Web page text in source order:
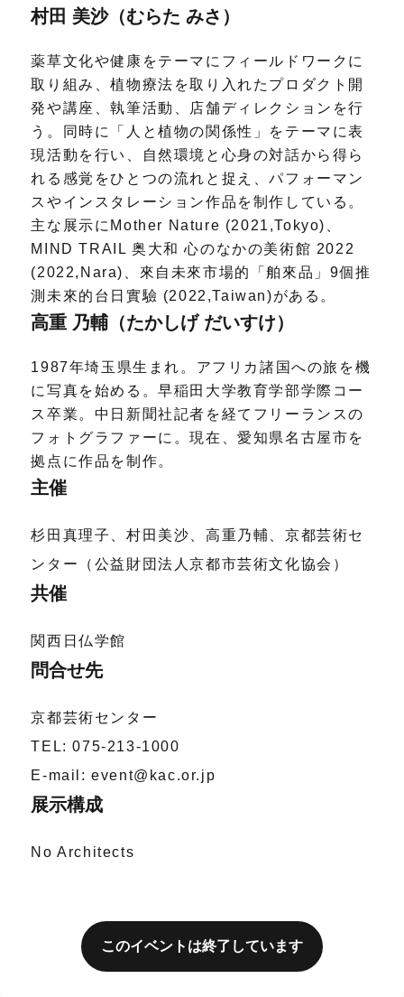
村田 美沙（むらた みさ）
薬草文化や健康をテーマにフィールドワークに
取り組み、植物療法を取り入れたプロダクト開
発や講座、執筆活動、店舗ディレクションを行
う。同時に「人と植物の関係性」をテーマに表
現活動を行い、自然環境と心身の対話から得ら
れる感覚をひとつの流れと捉え、パフォーマン
スやインスタレーション作品を制作している。
主な展示にMother Nature (2021,Tokyo)、
MIND TRAIL 奥大和 心のなかの美術館 2022
(2022,Nara)、來自未來市場的「舶來品」9個推
測未來的台日實驗 (2022,Taiwan)がある。
高重 乃輔（たかしげ だいすけ）
1987年埼玉県生まれ。アフリカ諸国への旅を機
に写真を始める。早稲田大学教育学部学際コー
ス卒業。中日新聞社記者を経てフリーランスの
フォトグラファーに。現在、愛知県名古屋市を
拠点に作品を制作。
主催
杉田真理子、村田美沙、高重乃輔、京都芸術セ
ンター（公益財団法人京都市芸術文化協会）
共催
関西日仏学館
問合せ先
京都芸術センター
TEL: 075-213-1000
E-mail: event@kac.or.jp
展示構成
No Architects
このイベントは終了しています